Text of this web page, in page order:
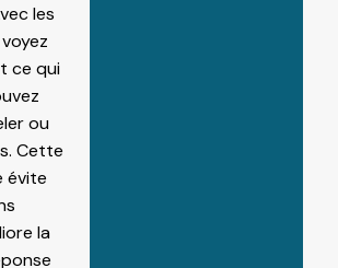
les
ce qui
ou
Cette
évite
la